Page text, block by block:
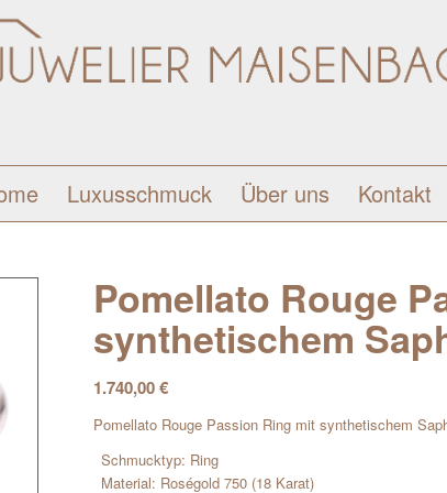
Luxusschmuck Über uns Kontakt
Pomellato Rouge
synthetischem
1.740,00€
Pomellato Rouge Passion Ring mit synthetischem
Schmucktyp: Ring
Material: Roségold 750 (18 Karat)